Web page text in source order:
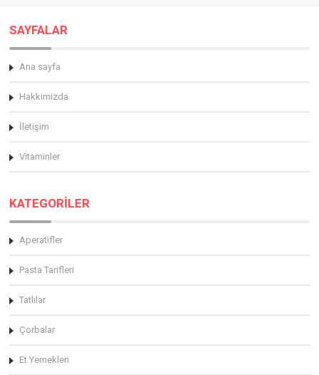
SAYFALAR
Ana sayfa
Hakkimizda
İletişim
Vitaminler
KATEGORİLER
Aperatifler
Pasta Tarifleri
Tatlılar
Çorbalar
Et Yemekleri